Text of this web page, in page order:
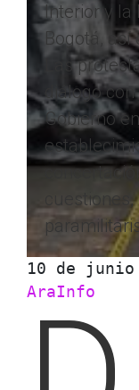
Interior y la
Bogotá,
Las
diálogo
Gobierno
AraInfo